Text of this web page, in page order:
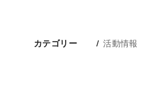
カテゴリー 活動情報